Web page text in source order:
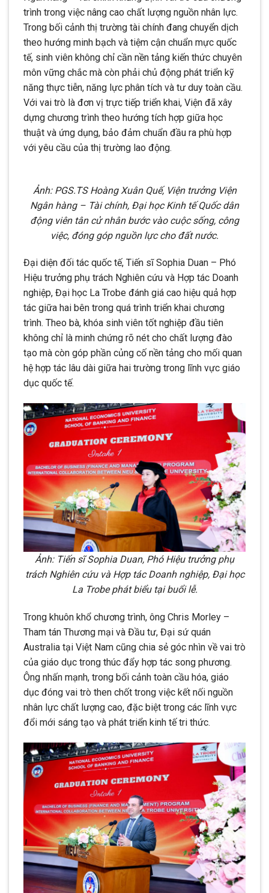
trình trong việc nâng cao chất lượng nguồn nhân lực.
Trong bối cảnh thị trường tài chính đang chuyển dịch
theo hướng minh bạch và tiệm cận chuẩn mực quốc
tế, sinh viên không chỉ cần nền tảng kiến thức chuyên
môn vững chắc mà còn phải chủ động phát triển kỹ
năng thực tiễn, năng lực phân tích và tư duy toàn cầu.
Với vai trò là đơn vị trực tiếp triển khai, Viện đã xây
dựng chương trình theo hướng tích hợp giữa học
thuật và ứng dụng, bảo đảm chuẩn đầu ra phù hợp
với yêu cầu của thị trường lao động.
Ảnh: PGS.TS Hoàng Xuân Quế, Viện trưởng Viện
Ngân hàng – Tài chính, Đại học Kinh tế Quốc dân
động viên tân cử nhân bước vào cuộc sống, công
việc, đóng góp nguồn lực cho đất nước.
Đại diện đối tác quốc tế, Tiến sĩ Sophia Duan – Phó
Hiệu trưởng phụ trách Nghiên cứu và Hợp tác Doanh
nghiệp, Đại học La Trobe đánh giá cao hiệu quả hợp
tác giữa hai bên trong quá trình triển khai chương
trình. Theo bà, khóa sinh viên tốt nghiệp đầu tiên
không chỉ là minh chứng rõ nét cho chất lượng đào
tạo mà còn góp phần củng cố nền tảng cho mối quan
hệ hợp tác lâu dài giữa hai trường trong lĩnh vực giáo
dục quốc tế.
Ảnh: Tiến sĩ Sophia Duan, Phó Hiệu trưởng phụ
trách Nghiên cứu và Hợp tác Doanh nghiệp, Đại học
La Trobe phát biểu tại buổi lễ.
Trong khuôn khổ chương trình, ông Chris Morley –
Tham tán Thương mại và Đầu tư, Đại sứ quán
Australia tại Việt Nam cũng chia sẻ góc nhìn về vai trò
của giáo dục trong thúc đẩy hợp tác song phương.
Ông nhấn mạnh, trong bối cảnh toàn cầu hóa, giáo
dục đóng vai trò then chốt trong việc kết nối nguồn
nhân lực chất lượng cao, đặc biệt trong các lĩnh vực
đổi mới sáng tạo và phát triển kinh tế tri thức.